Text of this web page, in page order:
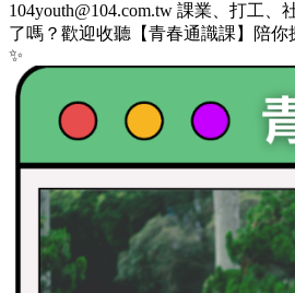
104youth@104.com.tw 課業、打工、
了嗎？歡迎收聽【青春通識課】陪
✨